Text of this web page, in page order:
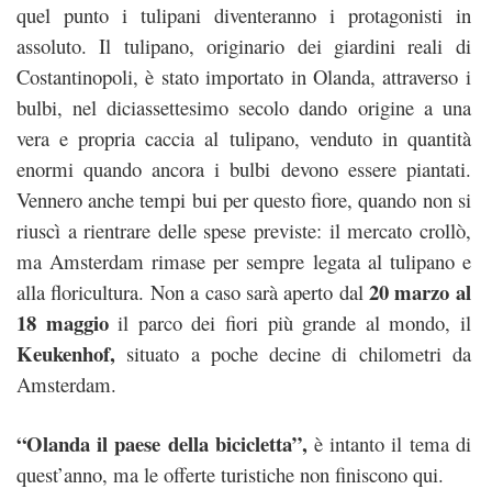
quel punto i tulipani diventeranno i protagonisti in
assoluto. Il tulipano, originario dei giardini reali di
Costantinopoli, è stato importato in Olanda, attraverso i
bulbi, nel diciassettesimo secolo dando origine a una
vera e propria caccia al tulipano, venduto in quantità
enormi quando ancora i bulbi devono essere piantati.
Vennero anche tempi bui per questo fiore, quando non si
riuscì a rientrare delle spese previste: il mercato crollò,
ma Amsterdam rimase per sempre legata al tulipano e
alla floricultura. Non a caso sarà aperto dal20 marzo al
18 maggioil parco dei fiori più grande al mondo, il
Keukenhof, situato a poche decine di chilometri da
Amsterdam.
“Olanda il paese della bicicletta”, è intanto il tema di
quest’anno, ma le offerte turistiche non finiscono qui.